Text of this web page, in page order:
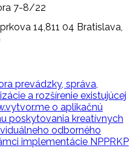
7-8/22
14,811 04 Bratislava,
prevádzky, správa,
a rozšírenie existujúcej
o aplikačnú
poskytovania kreatívnych
odborného
implementácie NPPRKP